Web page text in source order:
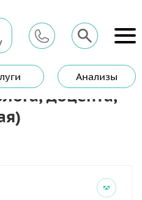
Анализы
доцента, к.м.н.
доцента,